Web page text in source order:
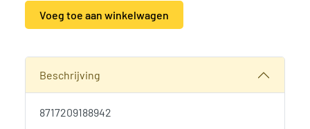
Voeg toe aan winkelwagen
Beschrijving
8717209188942